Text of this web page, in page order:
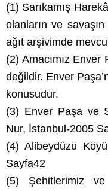
(1) Sarıkamış
olanların ve
ağıt arşivimde
(2) Amacımız Enver
değildir. Enver
konusudur.
(3) Enver Paşa ve
Nur, İstanbul-2005
(4) Alibeydüzü
Sayfa42
(5) Şehitlerimiz ve